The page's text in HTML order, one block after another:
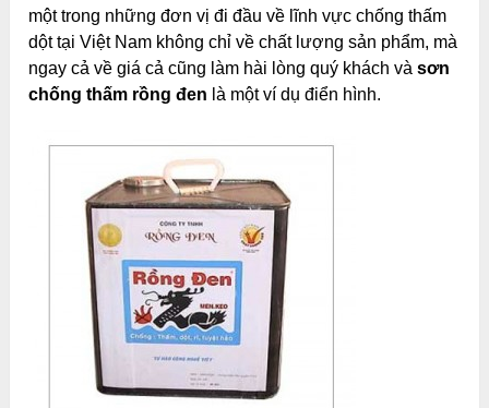
một trong những đơn vị đi đầu về lĩnh vực chống thấm
dột tại Việt Nam không chỉ về chất lượng sản phẩm, mà
ngay cả về giá cả cũng làm hài lòng quý khách vàsơn
chống thấm rồng đen là một ví dụ điển hình.